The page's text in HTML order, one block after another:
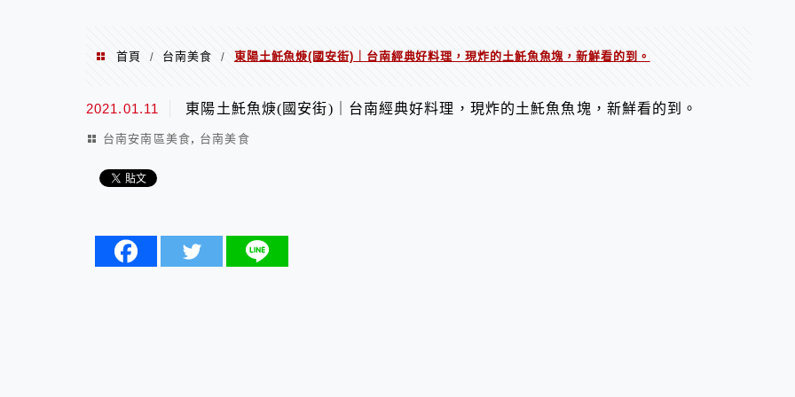
首頁 / 台南美食 / 東陽土魠魚焿(國安街)｜台南經典好料理，現炸的土魠魚魚塊，新鮮看的到。
2021.01.11 東陽土魠魚焿(國安街)｜台南經典好料理，現炸的土魠魚魚塊，新鮮看的到。
台南安南區美食, 台南美食